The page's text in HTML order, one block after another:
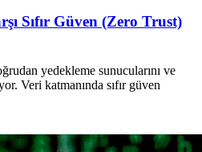
Sıfır Güven (Zero Trust)
yedekleme sunucularını ve
Veri katmanında sıfır güven